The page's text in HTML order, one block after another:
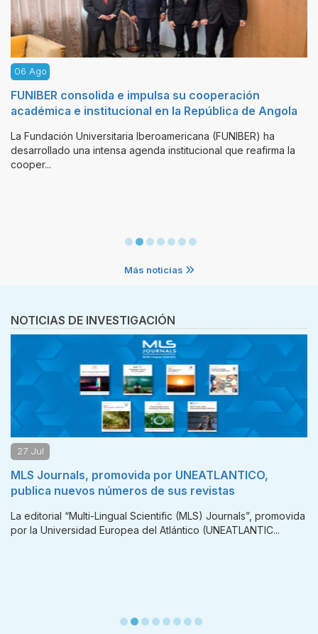
Angola
ha
la
FIDBAN abre la convocatoria para la 2.ª
Inversores en Chile y busca talento
La Fundación Innovación y Desarrollo (FIDBAN),
Más noticias
NOTICIAS DE INVESTIGACIÓN
promovida
Investigadores de UNEATLANTICO
estudio sobre drones autónomos para
La Dra. Yini Airet Miró, docente investigadora de